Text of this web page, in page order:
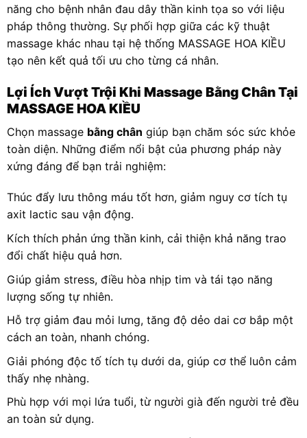
năng cho bệnh nhân đau dây thần kinh tọa so với liệu
pháp thông thường. Sự phối hợp giữa các kỹ thuật
massage khác nhau tại hệ thống MASSAGE HOA KIỀU
tạo nên kết quả tối ưu cho từng cá nhân.
Lợi Ích Vượt Trội Khi Massage Bằng Chân Tại
MASSAGE HOA KIỀU
Chọn massage bằng chân giúp bạn chăm sóc sức khỏe
toàn diện. Những điểm nổi bật của phương pháp này
xứng đáng để bạn trải nghiệm:
Thúc đẩy lưu thông máu tốt hơn, giảm nguy cơ tích tụ
axit lactic sau vận động.
Kích thích phản ứng thần kinh, cải thiện khả năng trao
đổi chất hiệu quả hơn.
Giúp giảm stress, điều hòa nhịp tim và tái tạo năng
lượng sống tự nhiên.
Hỗ trợ giảm đau mỏi lưng, tăng độ dẻo dai cơ bắp một
cách an toàn, nhanh chóng.
Giải phóng độc tố tích tụ dưới da, giúp cơ thể luôn cảm
thấy nhẹ nhàng.
Phù hợp với mọi lứa tuổi, từ người già đến người trẻ đều
an toàn sử dụng.